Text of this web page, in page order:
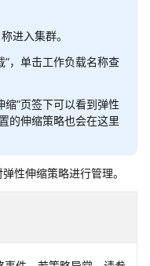
进入集群。
”，单击工作负载名称查
缩”页签下可以看到弹性
的伸缩策略也会在这里
性伸缩策略进行管理。